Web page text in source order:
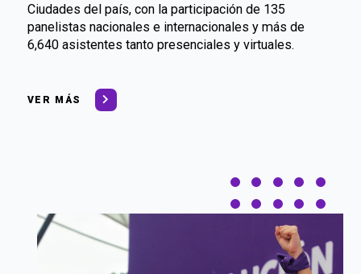
Ciudades del país, con la participación de 135
panelistas nacionales e internacionales y más de
6,640 asistentes tanto presenciales y virtuales.
VER MÁS